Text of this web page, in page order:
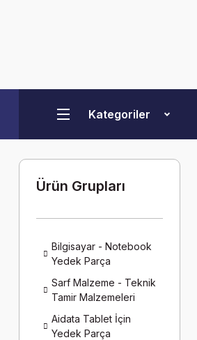
Kategoriler
Ürün Grupları
Bilgisayar - Notebook
Yedek Parça
Sarf Malzeme - Teknik
Tamir Malzemeleri
Aidata Tablet İçin
Yedek Parça